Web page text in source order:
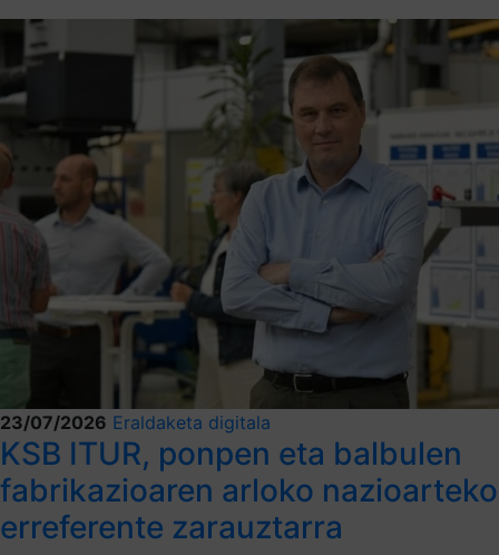
23/07/2026 Eraldaketa digitala
KSB ITUR, ponpen eta balbulen
fabrikazioaren arloko nazioarteko
erreferente zarauztarra